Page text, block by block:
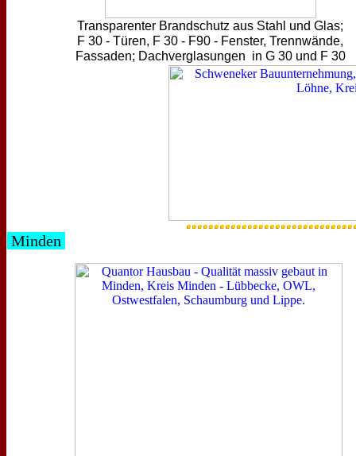
Transparenter Brandschutz aus Stahl und Glas;
F 30 - Türen, F 30 - F90 - Fenster, Trennwände,
Fassaden; Dachverglasungen in G 30 und F 30
Minden